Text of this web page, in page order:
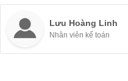
Lưu Hoàng Linh
Nhân viên kế toán